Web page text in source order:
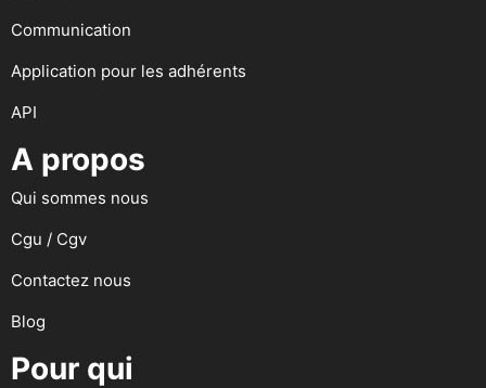
Communication
Application pour les adhérents
API
A propos
Qui sommes nous
Cgu / Cgv
Contactez nous
Blog
Pour qui